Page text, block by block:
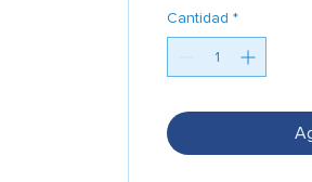
Cantidad *